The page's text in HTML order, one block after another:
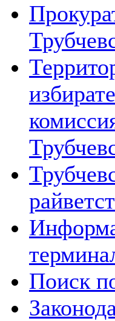
Поиск